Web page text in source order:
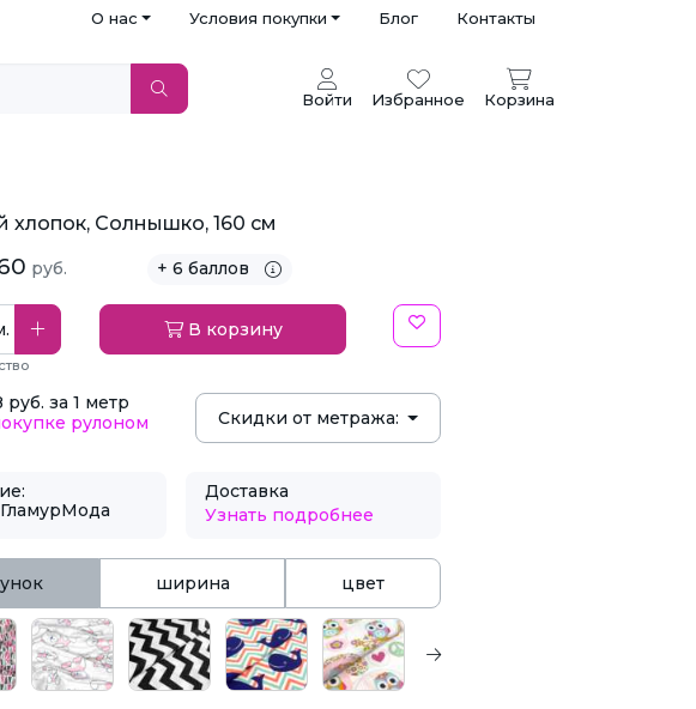
О нас Условия покупки Блог Контакты
Войти Избранное Корзина
хлопок, Солнышко, 160 см
руб. + 6 баллов
В корзину
руб. за 1 метр
рулоном
Скидки от метража:
Доставка
Узнать подробнее
ширина цвет